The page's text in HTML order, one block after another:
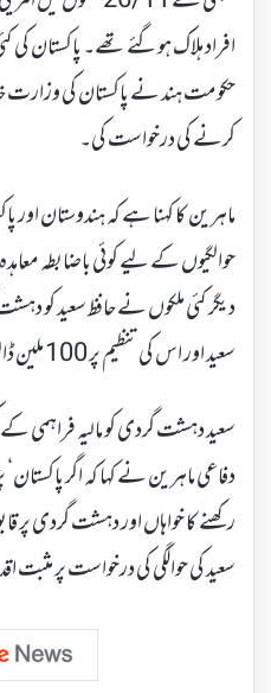
افراد ہلاک ہوگئے تھے۔ پاکستان کی
حکومت ہند نے پاکستان کی
کرنے کی درخواست کی۔
ماہرین کا کہنا ہے کہ ہندوستان
حوالگیوں کے لیے کوئی باضابطہ
دیگر کئی ملکوں نے حافظ سعید کو
سعید اور اس کی تنظیم پر 100 ملین ڈالرس کا انعام رکھا۔
سعید دہشت گردی کو مالیہ
دفاعی ماہرین نے کہا کہ اگر
رکھنے کا خواہاں اور دہشت گردی پر
سعید کی حوالگی کی درخواست پر